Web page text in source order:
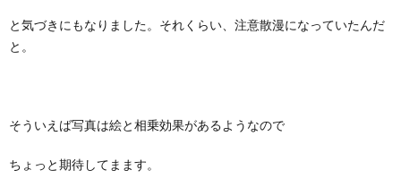
と気づきにもなりました。それくらい、注意散漫になっていたんだ
と。
そういえば写真は絵と相乗効果があるようなので
ちょっと期待してまます。